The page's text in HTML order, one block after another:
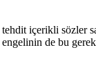
içerikli
de bu